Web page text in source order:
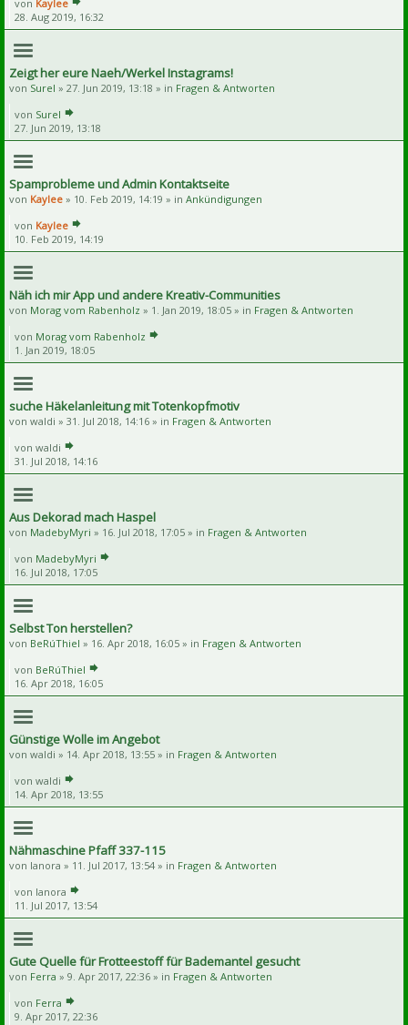
von Kaylee
28. Aug 2019, 16:32
Zeigt her eure Naeh/Werkel Instagrams!
von Surel » 27. Jun 2019, 13:18 » in Fragen & Antworten
von Surel
27. Jun 2019, 13:18
Spamprobleme und Admin Kontaktseite
von Kaylee » 10. Feb 2019, 14:19 » in Ankündigungen
von Kaylee
10. Feb 2019, 14:19
Näh ich mir App und andere Kreativ-Communities
von Morag vom Rabenholz » 1. Jan 2019, 18:05 » in Fragen & Antworten
von Morag vom Rabenholz
1. Jan 2019, 18:05
suche Häkelanleitung mit Totenkopfmotiv
von waldi » 31. Jul 2018, 14:16 » in Fragen & Antworten
von waldi
31. Jul 2018, 14:16
Aus Dekorad mach Haspel
von MadebyMyri » 16. Jul 2018, 17:05 » in Fragen & Antworten
von MadebyMyri
16. Jul 2018, 17:05
Selbst Ton herstellen?
von BeRúThiel » 16. Apr 2018, 16:05 » in Fragen & Antworten
von BeRúThiel
16. Apr 2018, 16:05
Günstige Wolle im Angebot
von waldi » 14. Apr 2018, 13:55 » in Fragen & Antworten
von waldi
14. Apr 2018, 13:55
Nähmaschine Pfaff 337-115
von lanora » 11. Jul 2017, 13:54 » in Fragen & Antworten
von lanora
11. Jul 2017, 13:54
Gute Quelle für Frotteestoff für Bademantel gesucht
von Ferra » 9. Apr 2017, 22:36 » in Fragen & Antworten
von Ferra
9. Apr 2017, 22:36